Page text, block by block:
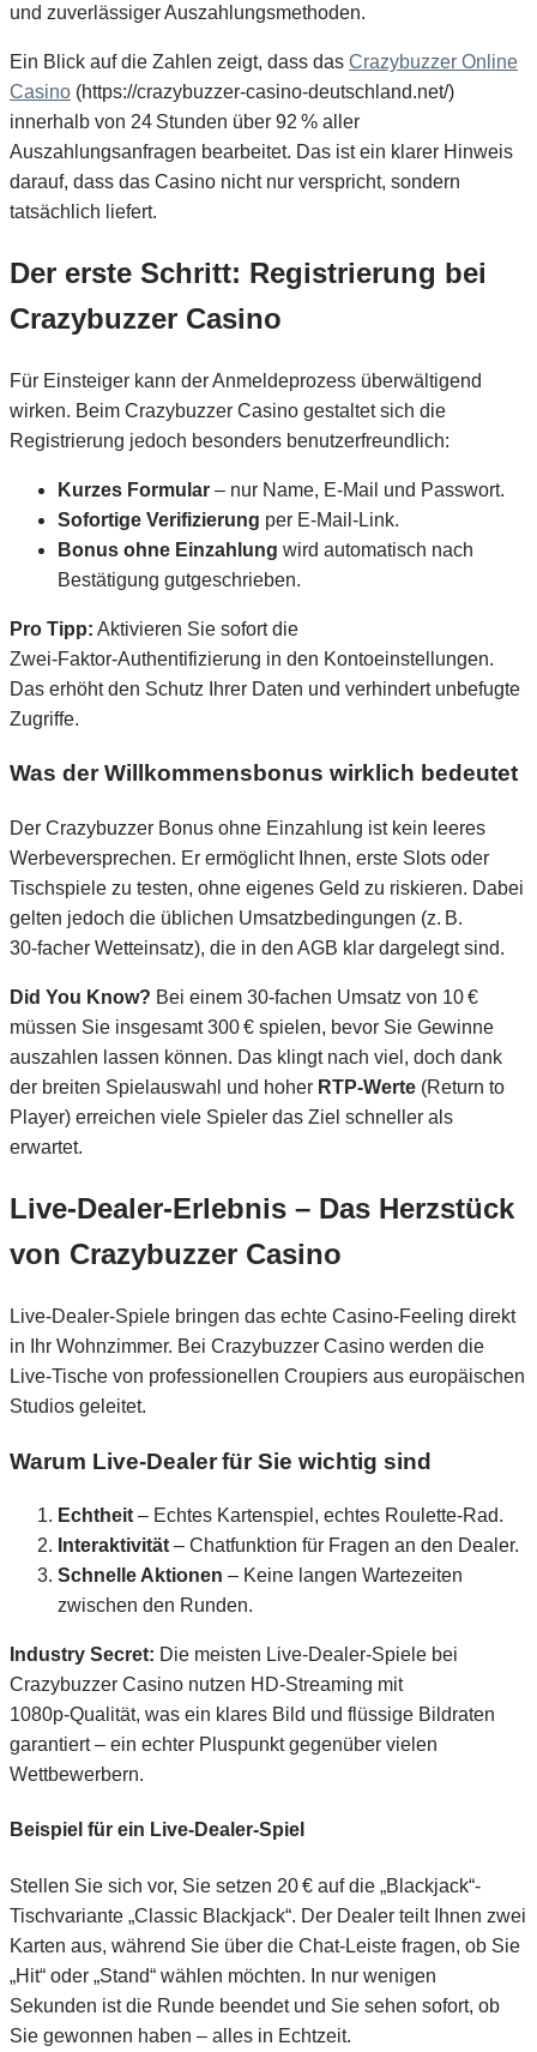
und zuverlässiger Auszahlungsmethoden.
Ein Blick auf die Zahlen zeigt, dass das Crazybuzzer Online
Casino (https://crazybuzzer-casino-deutschland.net/)
innerhalb von 24 Stunden über 92 % aller
Auszahlungsanfragen bearbeitet. Das ist ein klarer Hinweis
darauf, dass das Casino nicht nur verspricht, sondern
tatsächlich liefert.
Der erste Schritt: Registrierung bei
Crazybuzzer Casino
Für Einsteiger kann der Anmeldeprozess überwältigend
wirken. Beim Crazybuzzer Casino gestaltet sich die
Registrierung jedoch besonders benutzerfreundlich:
Kurzes Formular – nur Name, E‑Mail und Passwort.
Sofortige Verifizierung per E‑Mail‑Link.
Bonus ohne Einzahlung wird automatisch nach
Bestätigung gutgeschrieben.
Pro Tipp: Aktivieren Sie sofort die
Zwei‑Faktor‑Authentifizierung in den Kontoeinstellungen.
Das erhöht den Schutz Ihrer Daten und verhindert unbefugte
Zugriffe.
Was der Willkommensbonus wirklich bedeutet
Der Crazybuzzer Bonus ohne Einzahlung ist kein leeres
Werbeversprechen. Er ermöglicht Ihnen, erste Slots oder
Tischspiele zu testen, ohne eigenes Geld zu riskieren. Dabei
gelten jedoch die üblichen Umsatzbedingungen (z. B.
30‑facher Wetteinsatz), die in den AGB klar dargelegt sind.
Did You Know? Bei einem 30‑fachen Umsatz von 10 €
müssen Sie insgesamt 300 € spielen, bevor Sie Gewinne
auszahlen lassen können. Das klingt nach viel, doch dank
der breiten Spielauswahl und hoher RTP‑Werte (Return to
Player) erreichen viele Spieler das Ziel schneller als
erwartet.
Live‑Dealer‑Erlebnis – Das Herzstück
von Crazybuzzer Casino
Live‑Dealer‑Spiele bringen das echte Casino‑Feeling direkt
in Ihr Wohnzimmer. Bei Crazybuzzer Casino werden die
Live‑Tische von professionellen Croupiers aus europäischen
Studios geleitet.
Warum Live‑Dealer für Sie wichtig sind
Echtheit – Echtes Kartenspiel, echtes Roulette‑Rad.
Interaktivität – Chatfunktion für Fragen an den Dealer.
Schnelle Aktionen – Keine langen Wartezeiten
zwischen den Runden.
Industry Secret: Die meisten Live‑Dealer‑Spiele bei
Crazybuzzer Casino nutzen HD‑Streaming mit
1080p‑Qualität, was ein klares Bild und flüssige Bildraten
garantiert – ein echter Pluspunkt gegenüber vielen
Wettbewerbern.
Beispiel für ein Live‑Dealer‑Spiel
Stellen Sie sich vor, Sie setzen 20 € auf die „Blackjack“-
Tischvariante „Classic Blackjack“. Der Dealer teilt Ihnen zwei
Karten aus, während Sie über die Chat‑Leiste fragen, ob Sie
„Hit“ oder „Stand“ wählen möchten. In nur wenigen
Sekunden ist die Runde beendet und Sie sehen sofort, ob
Sie gewonnen haben – alles in Echtzeit.